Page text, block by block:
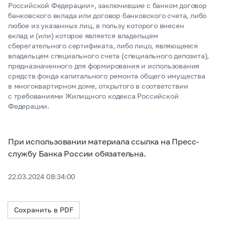
Российской Федерации», заключившие с банком договор
банковского вклада или договор банковского счета, либо
любое из указанных лиц, в пользу которого внесен
вклад и (или) которое является владельцем
сберегательного сертификата, либо лицо, являющееся
владельцем специального счета (специального депозита),
предназначенного для формирования и использования
средств фонда капитального ремонта общего имущества
в многоквартирном доме, открытого в соответствии
с требованиями Жилищного кодекса Российской
Федерации.
При использовании материала ссылка на Пресс-
службу Банка России обязательна.
22.03.2024 08:34:00
Сохранить в PDF